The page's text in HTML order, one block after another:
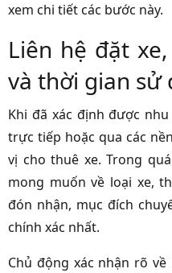
xem chi tiết các bước này.
Liên hệ đặt
và thời gian sử
Khi đã xác định được
trực tiếp hoặc qua các
vị cho thuê xe. Trong
mong muốn về loại xe,
đón nhận, mục đích
chính xác nhất.
Chủ động xác nhận rõ